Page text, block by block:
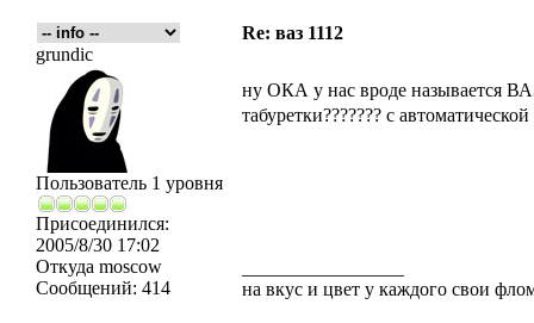
Re: ваз 1112
grundic
Пользователь 1 уровня
Присоединился:
2005/8/30 17:02
Откуда moscow
Сообщений: 414
ну ОКА у нас вроде называется
табуретки??????? с
на вкус и цвет у каждого свои